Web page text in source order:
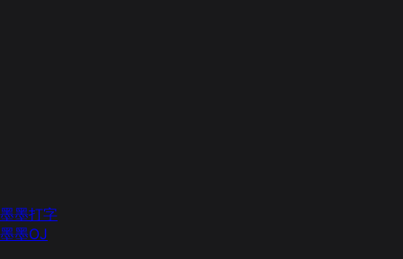
墨墨打字
墨墨OJ